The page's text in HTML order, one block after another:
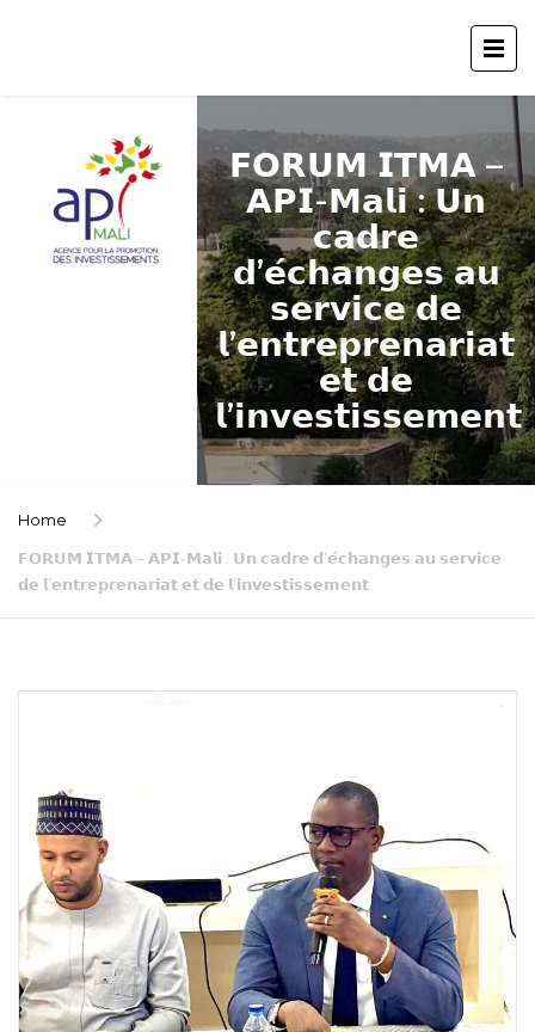
𝗙𝗢𝗥𝗨𝗠 𝗜𝗧𝗠𝗔 –
𝗔𝗣𝗜-𝗠𝗮𝗹𝗶 : 𝗨𝗻
𝗰𝗮𝗱𝗿𝗲
𝗱’𝗲́𝗰𝗵𝗮𝗻𝗴𝗲𝘀 𝗮𝘂
𝘀𝗲𝗿𝘃𝗶𝗰𝗲 𝗱𝗲
𝗹’𝗲𝗻𝘁𝗿𝗲𝗽𝗿𝗲𝗻𝗮𝗿𝗶𝗮𝘁
𝗲𝘁 𝗱𝗲
𝗹’𝗶𝗻𝘃𝗲𝘀𝘁𝗶𝘀𝘀𝗲𝗺𝗲𝗻𝘁
Home
𝗙𝗢𝗥𝗨𝗠 𝗜𝗧𝗠𝗔 – 𝗔𝗣𝗜-𝗠𝗮𝗹𝗶 : 𝗨𝗻 𝗰𝗮𝗱𝗿𝗲 𝗱’𝗲́𝗰𝗵𝗮𝗻𝗴𝗲𝘀 𝗮𝘂 𝘀𝗲𝗿𝘃𝗶𝗰𝗲
𝗱𝗲 𝗹’𝗲𝗻𝘁𝗿𝗲𝗽𝗿𝗲𝗻𝗮𝗿𝗶𝗮𝘁 𝗲𝘁 𝗱𝗲 𝗹’𝗶𝗻𝘃𝗲𝘀𝘁𝗶𝘀𝘀𝗲𝗺𝗲𝗻𝘁